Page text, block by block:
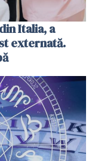
Italia, a
externată.